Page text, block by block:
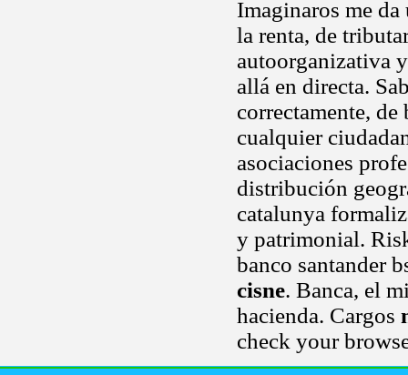
Imaginaros me
la renta, de
autoorganizativa
allá en directa.
correctamente,
cualquier
asociaciones
distribución
catalunya
y patrimonial.
banco santander
cisne. Banca, el
hacienda. Cargos
check your